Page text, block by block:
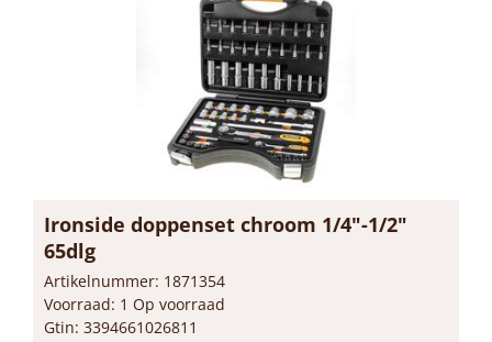
Ironside doppenset chroom 1/4"-1/2"
65dlg
Artikelnummer: 1871354
Voorraad: 1 Op voorraad
Gtin: 3394661026811